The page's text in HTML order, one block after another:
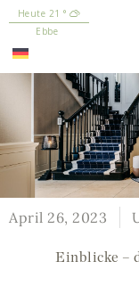
springen21 °
Ebbe
April 26, 2023
Einblicke –